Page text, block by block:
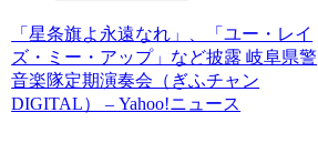
「星条旗よ永遠なれ」、「ユー・レイ
ズ・ミー・アップ」など披露 岐阜県警
音楽隊定期演奏会（ぎふチャン
DIGITAL） – Yahoo!ニュース